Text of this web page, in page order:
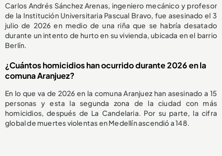
Carlos Andrés Sánchez Arenas, ingeniero mecánico y profesor
de la Institución Universitaria Pascual Bravo, fue asesinado el 3
julio de 2026 en medio de una riña que se habría desatado
durante un intento de hurto en su vivienda, ubicada en el barrio
Berlín.
¿Cuántos homicidios han ocurrido durante 2026 en la
comuna Aranjuez?
En lo que va de 2026 en la comuna Aranjuez han asesinado a 15
personas y esta la segunda zona de la ciudad con más
homicidios, después de La Candelaria. Por su parte, la cifra
global de muertes violentas en Medellín ascendió a 148.